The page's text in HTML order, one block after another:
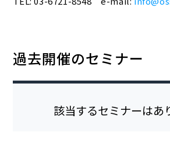
過去開催のセミナー
該当するセミナーはあ